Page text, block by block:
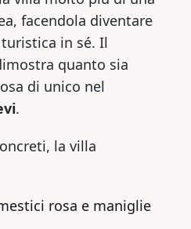
facendola diventare
in sé. Il
quanto sia
di unico nel
.
la villa
rosa e maniglie